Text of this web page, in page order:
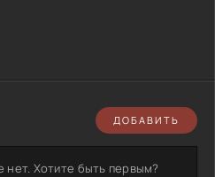
ДОБАВИТЬ
Хотите быть первым?